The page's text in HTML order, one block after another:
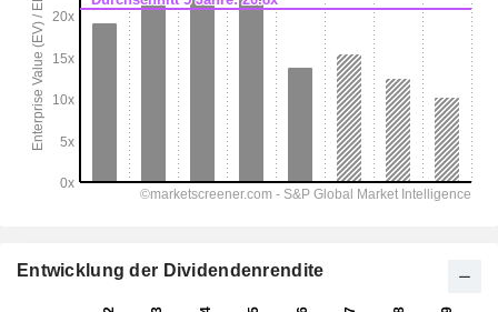
Entwicklung der Dividendenrendite